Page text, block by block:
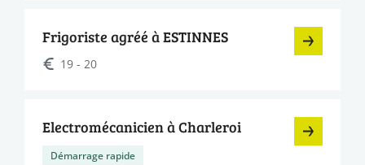
Frigoriste agréé à ESTINNES
19 - 20
Electromécanicien à Charleroi
Démarrage rapide